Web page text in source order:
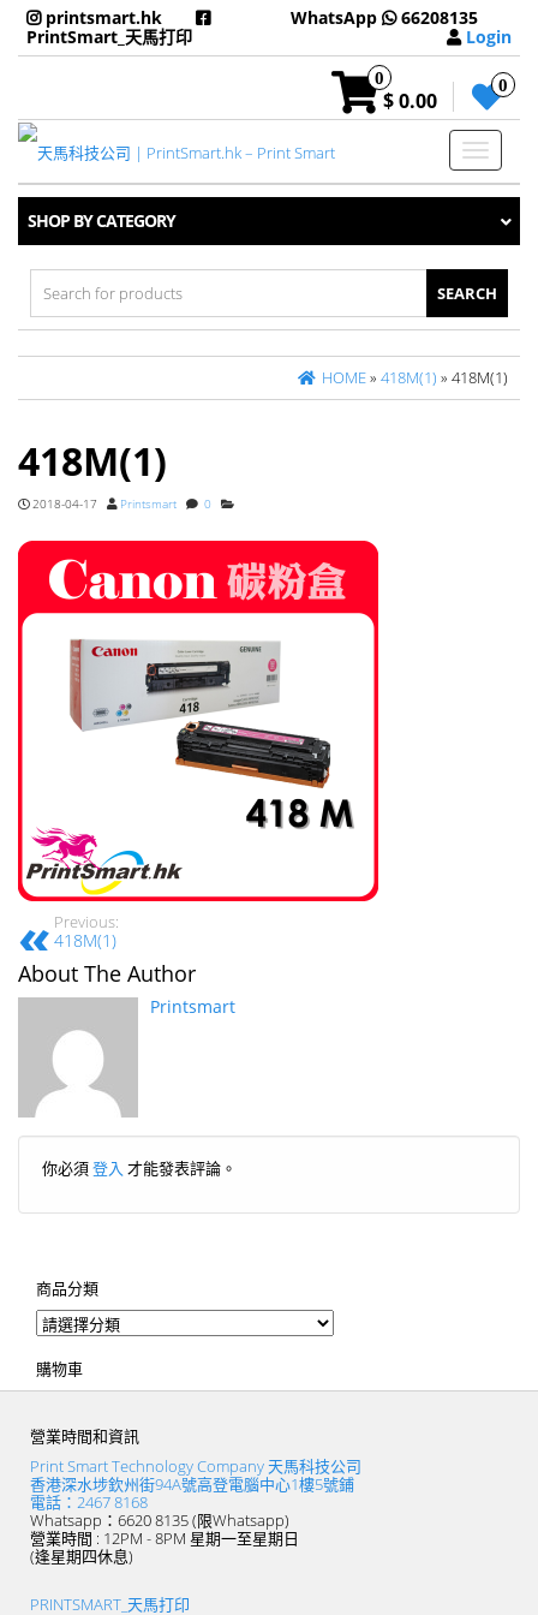
printsmart.hk
PrintSmart_天馬打印
WhatsApp
66208135
Login
0
$ 0.00
0
Toggle
SHOP BY CATEGORY
Search
for:
HOME» 418M(1) » 418M(1)
418M(1)
2018-04-17 Printsmart 0
Previous:
418M(1)
About The Author
Printsmart
你必須登入 才能發表評論。
商品分類
購物車
營業時間和資訊
Print Smart Technology Company 天馬科技公司
香港深水埗欽州街94A號高登電腦中心1樓5號鋪
電話：2467 8168
Whatsapp：6620 8135 (限Whatsapp)
營業時間 : 12PM - 8PM 星期一至星期日
(逢星期四休息)
PRINTSMART_天馬打印